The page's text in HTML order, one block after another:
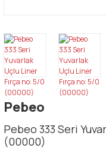
Pebeo
Pebeo 333 Seri
(00000)